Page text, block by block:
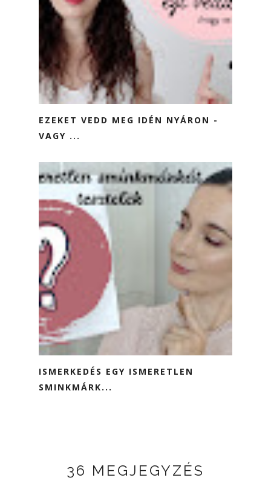
EZEKET VEDD MEG IDÉN NYÁRON -
VAGY ...
ISMERKEDÉS EGY ISMERETLEN
SMINKMÁRK...
36 MEGJEGYZÉS